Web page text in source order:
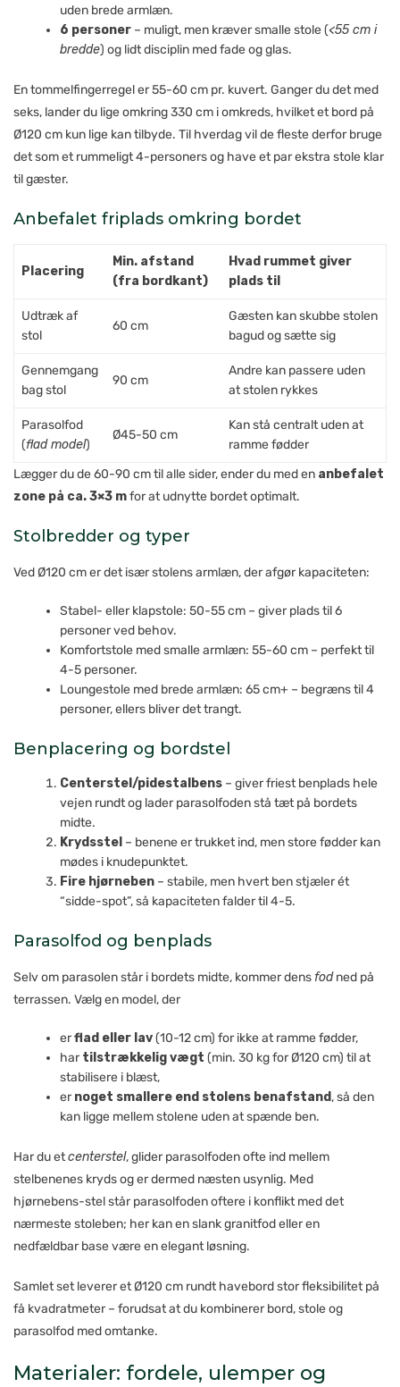
uden brede armlæn.
6 personer – muligt, men kræver smalle stole (<55 cm i
bredde) og lidt disciplin med fade og glas.
En tommelfingerregel er 55-60 cm pr. kuvert. Ganger du det med
seks, lander du lige omkring 330 cm i omkreds, hvilket et bord på
Ø120 cm kun lige kan tilbyde. Til hverdag vil de fleste derfor bruge
det som et rummeligt 4-personers og have et par ekstra stole klar
til gæster.
Anbefalet friplads omkring bordet
Placering
Min. afstand
(fra bordkant)
Hvad rummet giver
plads til
Udtræk af
stol
60 cm
Gæsten kan skubbe stolen
bagud og sætte sig
Gennemgang
bag stol
90 cm
Andre kan passere uden
at stolen rykkes
Parasol­fod
(flad model)
Ø45-50 cm
Kan stå centralt uden at
ramme fødder
Lægger du de 60-90 cm til alle sider, ender du med en anbefalet
zone på ca. 3×3 mfor at udnytte bordet optimalt.
Stolbredder og typer
Ved Ø120 cm er det især stolens armlæn, der afgør kapaciteten:
Stabel- eller klapstole: 50-55 cm – giver plads til 6
personer ved behov.
Komfortstole med smalle armlæn: 55-60 cm – perfekt til
4-5 personer.
Loungestole med brede armlæn: 65 cm+ – begræns til 4
personer, ellers bliver det trangt.
Benplacering og bordstel
Centerstel/pidestalbens – giver friest benplads hele
vejen rundt og lader parasolfoden stå tæt på bordets
midte.
Krydsstel – benene er trukket ind, men store fødder kan
mødes i knudepunktet.
Fire hjørneben – stabile, men hvert ben stjæler ét
“sidde-spot”, så kapaciteten falder til 4-5.
Parasolfod og benplads
Selv om parasolen står i bordets midte, kommer densfodned på
terrassen. Vælg en model, der
erflad eller lav(10-12 cm) for ikke at ramme fødder,
hartilstrækkelig vægt (min. 30 kg for Ø120 cm) til at
stabilisere i blæst,
ernoget smallere end stolens benafstand, så den
kan ligge mellem stolene uden at spænde ben.
Har du etcenterstel, glider parasolfoden ofte ind mellem
stelbenenes kryds og er dermed næsten usynlig. Med
hjørnebens-stel står parasolfoden oftere i konflikt med det
nærmeste stoleben; her kan en slank granitfod eller en
nedfældbar base være en elegant løsning.
Samlet set leverer et Ø120 cm rundt havebord stor fleksibilitet på
få kvadratmeter – forudsat at du kombinerer bord, stole og
parasolfod med omtanke.
Materialer: fordele, ulemper og